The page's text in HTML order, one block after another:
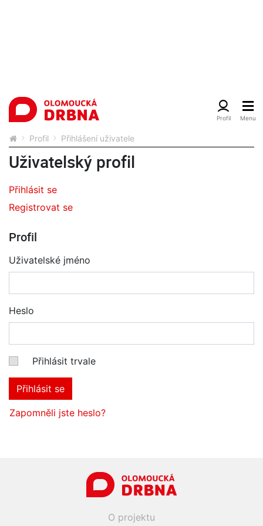
Profil Přihlášení uživatele
Uživatelský profil
Přihlásit se
Registrovat se
Profil
Uživatelské jméno
Heslo
Přihlásit trvale
Přihlásit se
Zapomněli jste heslo?
O projektu